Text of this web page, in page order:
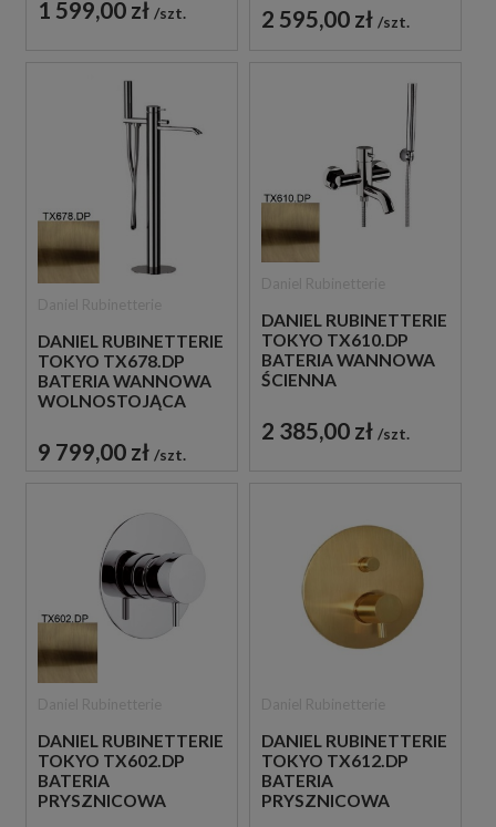
SZCZOTKOWANE
1 599,00 zł szt.
JEDNOUCHWYTOWA
ZŁOTO
2 595,00 zł szt.
DANIEL RUBINETTERIE
TOKYO TX678.DP
BATERIA WANNOWA
WOLNOSTOJĄCA
SZCZOTKOWANE
9 799,00 zł szt.
DANIEL RUBINETTERIE
TOKYO TX610.DP
BATERIA WANNOWA
ŚCIENNA
ZŁOTO
SZCZOTKOWANE
2 385,00 zł szt.
DANIEL RUBINETTERIE
TOKYO TX602.DP
BATERIA
PRYSZNICOWA
DANIEL RUBINETTERIE
TOKYO TX612.DP
BATERIA
PRYSZNICOWA